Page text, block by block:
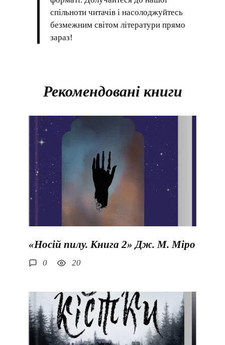
спільноти читачів і насолоджуйтесь
безмежним світом літератури прямо
зараз!
Рекомендовані книги
«Носій пилу. Книга 2» Дж. М. Міро
0 20